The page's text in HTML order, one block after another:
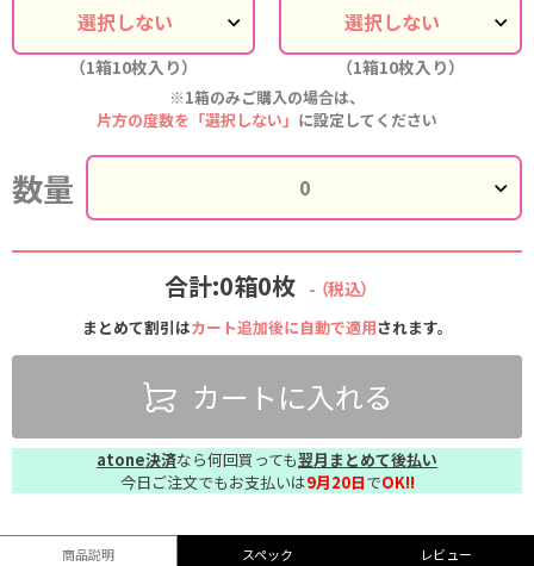
（1箱10枚入り） （1箱10枚入り）
※1箱のみご購入の場合は、
片方の度数を「選択しない」 に設定してください
数量
合計:0箱0枚 - （税込）
まとめて割引はカート追加後に自動で適用されます。
カートに入れる
atone決済なら何回買っても翌月まとめて後払い
今日ご注文でもお支払いは9月20日でOK!!
商品説明 スペック レビュー